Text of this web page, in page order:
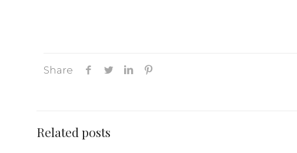
Share
Related posts